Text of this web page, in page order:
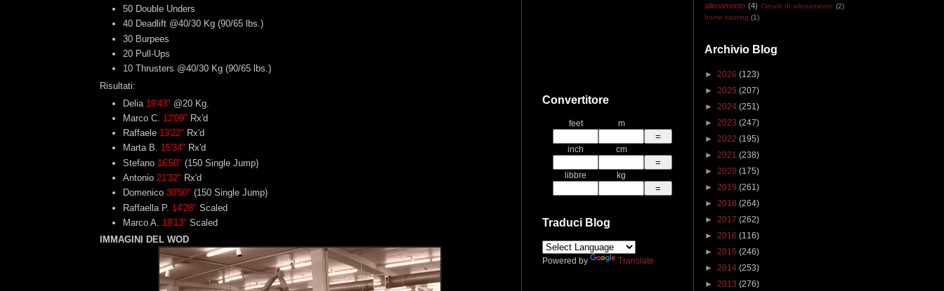
50 Double Unders
40 Deadlift @40/30 Kg (90/65 lbs.)
30 Burpees
20 Pull-Ups
10 Thrusters @40/30 Kg (90/65 lbs.)
Risultati:
Delia 19'43" @20 Kg.
Marco C. 12'09" Rx'd
Raffaele 13'22" Rx'd
Marta B. 15'34" Rx'd
Stefano 16'50" (150 Single Jump)
Antonio 21'32" Rx'd
Domenico 30'50" (150 Single Jump)
Raffaella P. 14'28" Scaled
Marco A. 19'13" Scaled
IMMAGINI DEL WOD
Convertitore
feet m
inch cm
libbre kg
Traduci Blog
Powered by Translate
allenamento (4) Circuiti di allenamento (2)
home training (1)
Archivio Blog
► 2026 (123)
► 2025 (207)
► 2024 (251)
► 2023 (247)
► 2022 (195)
► 2021 (238)
► 2020 (175)
► 2019 (261)
► 2018 (264)
► 2017 (262)
► 2016 (116)
► 2015 (246)
► 2014 (253)
► 2013 (276)